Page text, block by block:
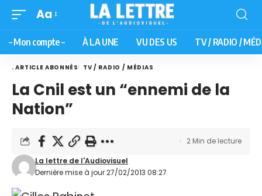
Aa
– Mon compte – À LA UNE VU DES US TV / RADIO /
. ARTICLE ABONNÉS TV / RADIO / MÉDIAS
La Cnil est un “ennemi de la
Nation”
Dernière mise à jour 27/02/2013 08:27
La lettre de l'Audiovisuel
2 Min de lecture